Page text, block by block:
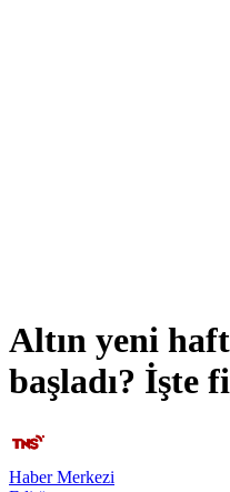
Altın yeni
başladı? İşte
Haber Merkezi